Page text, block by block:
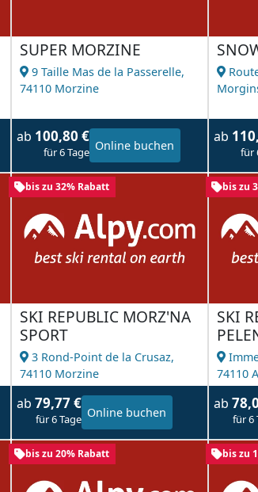
SUPER MORZINE
9 Taille Mas de la Passerelle,
74110 Morzine
ab 100,80 €
für 6 Tage Online buchen
ab
für
bis zu 32% Rabatt
SKI REPUBLIC MORZ'NA
SPORT
3 Rond-Point de la Crusaz,
74110 Morzine
ab 79,77 €
für 6 Tage Online buchen
bis zu
SKI
74110
ab
für 6
bis zu 20% Rabatt bis zu